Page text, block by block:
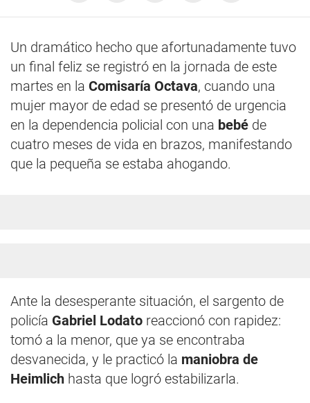
Un dramático hecho que afortunadamente tuvo
un final feliz se registró en la jornada de este
martes en la Comisaría Octava, cuando una
mujer mayor de edad se presentó de urgencia
en la dependencia policial con una bebé de
cuatro meses de vida en brazos, manifestando
que la pequeña se estaba ahogando.
Ante la desesperante situación, el sargento de
policía Gabriel Lodato reaccionó con rapidez:
tomó a la menor, que ya se encontraba
desvanecida, y le practicó la maniobra de
Heimlich hasta que logró estabilizarla.